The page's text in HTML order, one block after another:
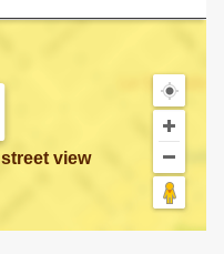
street view